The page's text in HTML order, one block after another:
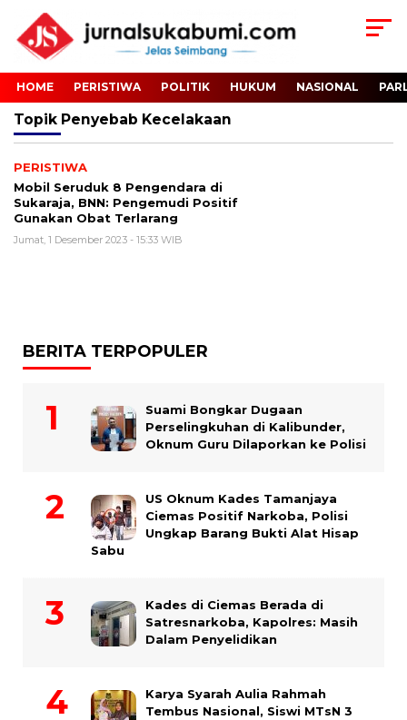
HOME PERISTIWA POLITIK HUKUM NASIONAL
Topik Penyebab Kecelakaan
PERISTIWA
Mobil Seruduk 8 Pengendara di
Sukaraja, BNN: Pengemudi Positif
Gunakan Obat Terlarang
Jumat, 1 Desember 2023 - 15:33 WIB
BERITA TERPOPULER
Suami Bongkar Dugaan
Perselingkuhan di Kalibunder,
Oknum Guru Dilaporkan ke Polisi
US Oknum Kades Tamanjaya
Ciemas Positif Narkoba, Polisi
Ungkap Barang Bukti Alat Hisap
Sabu
Kades di Ciemas Berada di
Satresnarkoba, Kapolres: Masih
Dalam Penyelidikan
Karya Syarah Aulia Rahmah
Tembus Nasional, Siswi MTsN 3